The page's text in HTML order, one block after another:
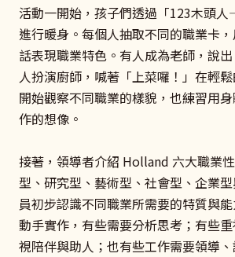
活動一開始，孩子們透過「123木頭人
進行暖身。每個人抽取不同的職業卡
話表現職業特色。有人成為老師，說
人扮演廚師，喊著「上菜囉！」在輕
開始觀察不同職業的樣貌，也練習用
作的想像。
接著，領導者介紹 Holland 六大職業
型、研究型、藝術型、社會型、企業
員初步認識不同職業所需要的特質與
動手實作，有些需要分析思考；有些
視陪伴與助人；也有些工作需要領導